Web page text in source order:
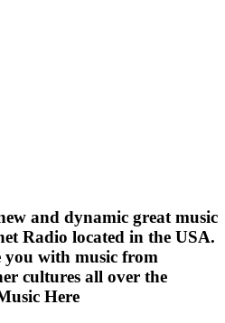
and dynamic great music
Radio located in the USA.
with music from
cultures all over the
Here